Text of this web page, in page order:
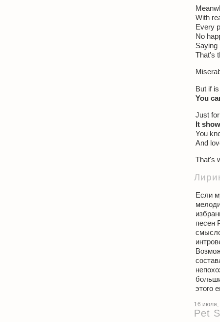
With
Every
No
Saying
That's
But if
You
Just
It
You
And
That's
Если
песен
этого
16 июля,
Pet